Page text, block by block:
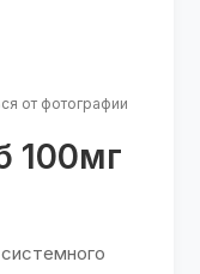
от фотографии
100мг